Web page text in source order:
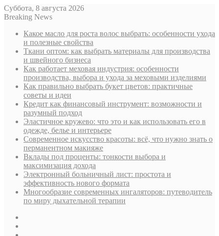
Суббота, 8 августа 2026
Breaking News
Какое масло для роста волос выбрать: особенности ухода
и полезные свойства
Ткани оптом: как выбрать материалы для производства
и швейного бизнеса
Как работает меховая индустрия: особенности
производства, выбора и ухода за меховыми изделиями
Как правильно выбрать букет цветов: практичные
советы и идеи
Кредит как финансовый инструмент: возможности и
разумный подход
Эластичное кружево: что это и как использовать его в
одежде, белье и интерьере
Современное искусство красоты: всё, что нужно знать о
перманентном макияже
Вклады под проценты: тонкости выбора и
максимизация дохода
Электронный больничный лист: простота и
эффективность нового формата
Многообразие современных ингаляторов: путеводитель
по миру дыхательной терапии